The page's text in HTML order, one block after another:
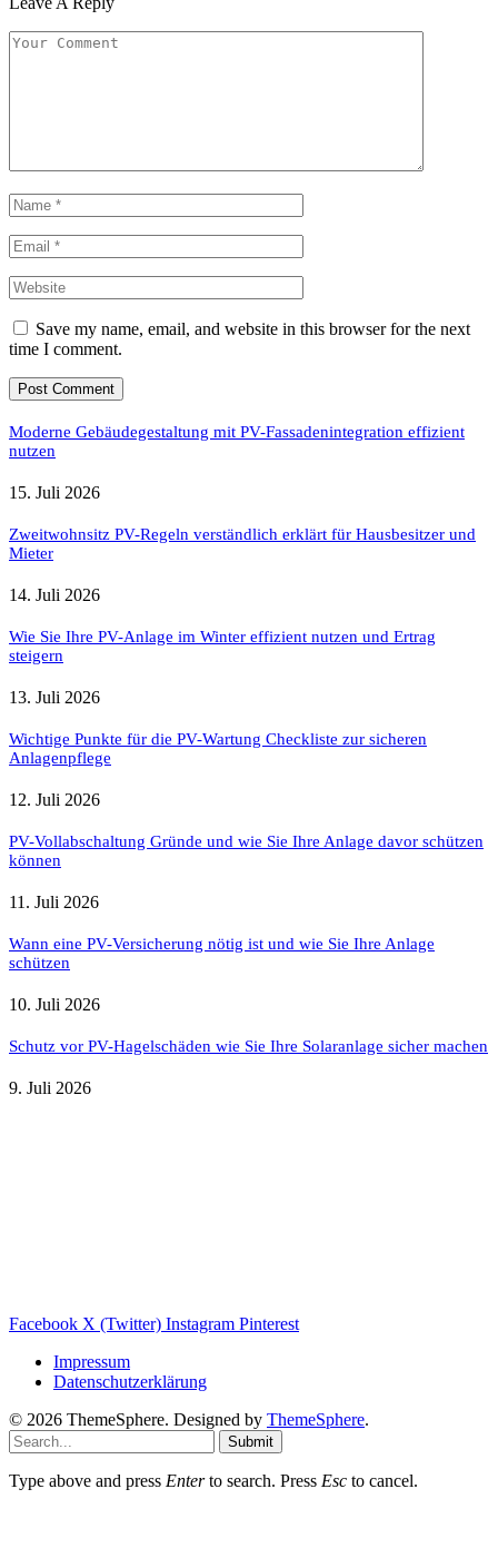
Save my name, email, and website in this browser for the next
time I comment.
Moderne Gebäudegestaltung mit PV-Fassadenintegration effizient
nutzen
15. Juli 2026
Zweitwohnsitz PV-Regeln verständlich erklärt für Hausbesitzer und
Mieter
14. Juli 2026
Wie Sie Ihre PV-Anlage im Winter effizient nutzen und Ertrag
steigern
13. Juli 2026
Wichtige Punkte für die PV-Wartung Checkliste zur sicheren
Anlagenpflege
12. Juli 2026
PV-Vollabschaltung Gründe und wie Sie Ihre Anlage davor schützen
können
11. Juli 2026
Wann eine PV-Versicherung nötig ist und wie Sie Ihre Anlage
schützen
10. Juli 2026
Schutz vor PV-Hagelschäden wie Sie Ihre Solaranlage sicher machen
9. Juli 2026
Facebook X (Twitter) Instagram Pinterest
Impressum
Datenschutzerklärung
© 2026 ThemeSphere. Designed by ThemeSphere.
Submit
Type above and press Enterto search. Press Esc to cancel.